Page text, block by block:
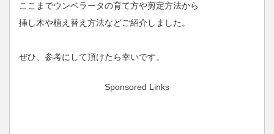
ここまでウンベラータの育て方や剪定方法から
挿し木や植え替え方法などご紹介しました。
ぜひ、参考にして頂けたら幸いです。
Sponsored Links